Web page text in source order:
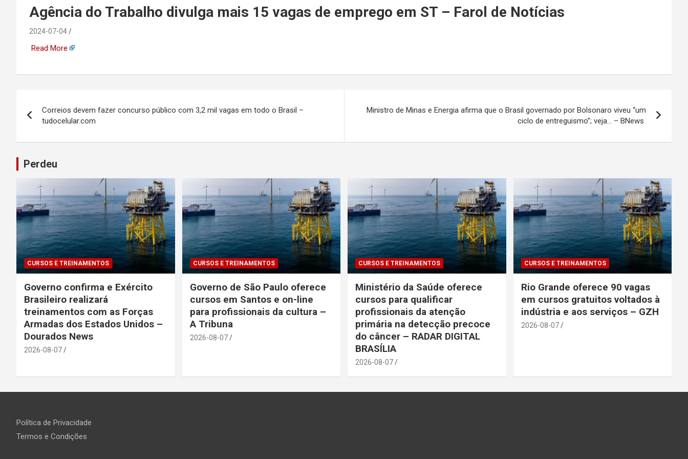
emprego, energia, setor
offshore, economia,
indústria naval, etc
Agência do Trabalho divulga mais 15 vagas de emprego em ST – Farol de Notícias
2024-07-04
Read More
de
Post
Correios devem fazer concurso público com 3,2 mil vagas em todo o Brasil –
tudocelular.com
Ministro de Minas e Energia afirma que o Brasil governado por Bolsonaro viveu “um
ciclo de entreguismo”; veja… – BNews
Perdeu
CURSOS E TREINAMENTOS
Governo confirma e Exército
Brasileiro realizará
treinamentos com as Forças
Armadas dos Estados Unidos –
Dourados News
2026-08-07
CURSOS E TREINAMENTOS
Governo de São Paulo oferece
cursos em Santos e on-line
para profissionais da cultura –
A Tribuna
2026-08-07
CURSOS E TREINAMENTOS
Ministério da Saúde oferece
cursos para qualificar
profissionais da atenção
primária na detecção precoce
do câncer – RADAR DIGITAL
BRASÍLIA
2026-08-07
CURSOS E TREINAMENTOS
Rio Grande oferece 90 vagas
em cursos gratuitos voltados à
indústria e aos serviços – GZH
2026-08-07
Política de Privacidade
Termos e Condições